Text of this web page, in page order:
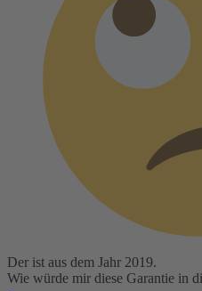
Der ist aus dem Jahr 2019.
Wie würde mir diese Garantie in